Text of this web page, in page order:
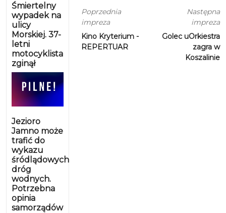
Śmiertelny
wypadek na
ulicy
Morskiej. 37-
letni
motocyklista
zginął
Jezioro
Jamno może
trafić do
wykazu
śródlądowych
dróg
wodnych.
Potrzebna
opinia
samorządów
Poprzednia
impreza
Kino Kryterium -
REPERTUAR
Następna
impreza
Golec uOrkiestra
zagra w
Koszalinie